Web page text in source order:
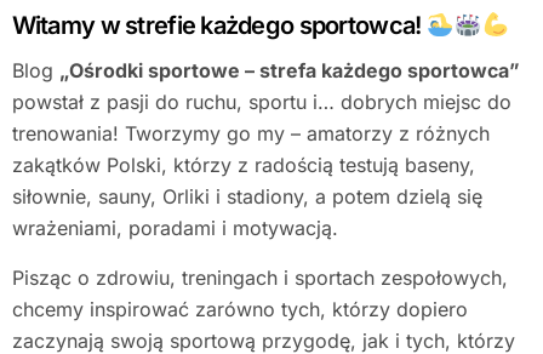
Witamy w strefie każdego sportowca!
Blog „Ośrodki sportowe – strefa każdego sportowca”
powstał z pasji do ruchu, sportu i… dobrych miejsc do
trenowania! Tworzymy go my – amatorzy z różnych
zakątków Polski, którzy z radością testują baseny,
siłownie, sauny, Orliki i stadiony, a potem dzielą się
wrażeniami, poradami i motywacją.
Pisząc o zdrowiu, treningach i sportach zespołowych,
chcemy inspirować zarówno tych, którzy dopiero
zaczynają swoją sportową przygodę, jak i tych, którzy